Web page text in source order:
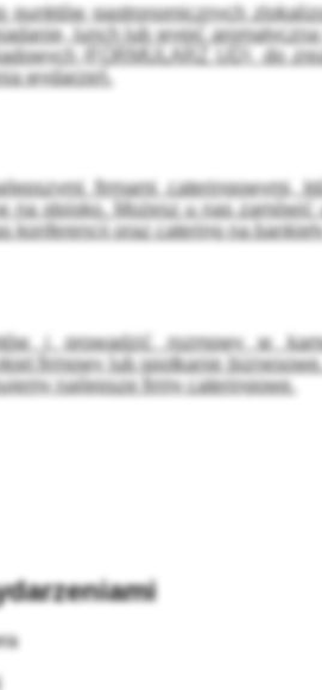
punktów gastronomicznych
lunch lub wypić
(FORMULARZ UD) do
wydarzeń.
firmami cateringowymi,
na stoisko. Możesz u nas zamówić
konferencji oraz catering na
i prowadzić rozmowy w
firmowy lub spotkanie
najlepsze firmy cateringowe.